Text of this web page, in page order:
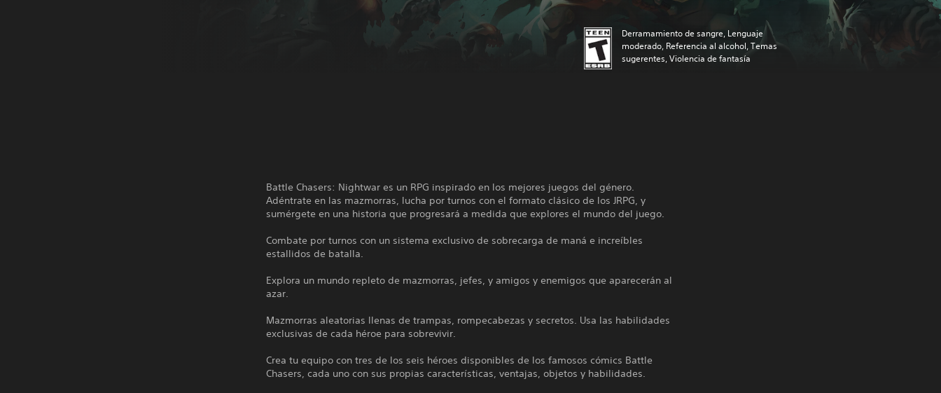
Derramamiento de sangre, Lenguaje
moderado, Referencia al alcohol, Temas
sugerentes, Violencia de fantasía
Battle Chasers: Nightwar es un RPG inspirado en los mejores juegos del género.
Adéntrate en las mazmorras, lucha por turnos con el formato clásico de los JRPG, y
sumérgete en una historia que progresará a medida que explores el mundo del juego.
Combate por turnos con un sistema exclusivo de sobrecarga de maná e increíbles
estallidos de batalla.
Explora un mundo repleto de mazmorras, jefes, y amigos y enemigos que aparecerán al
azar.
Mazmorras aleatorias llenas de trampas, rompecabezas y secretos. Usa las habilidades
exclusivas de cada héroe para sobrevivir.
Crea tu equipo con tres de los seis héroes disponibles de los famosos cómics Battle
Chasers, cada uno con sus propias características, ventajas, objetos y habilidades.